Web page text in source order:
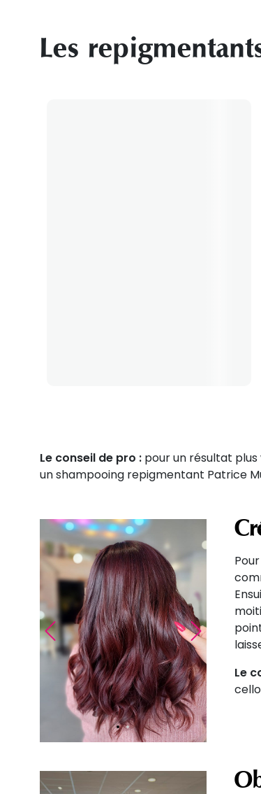
Les
Le conseil de pro : pour un résultat
un shampooing repigmentant Patrice
Précédent
Le